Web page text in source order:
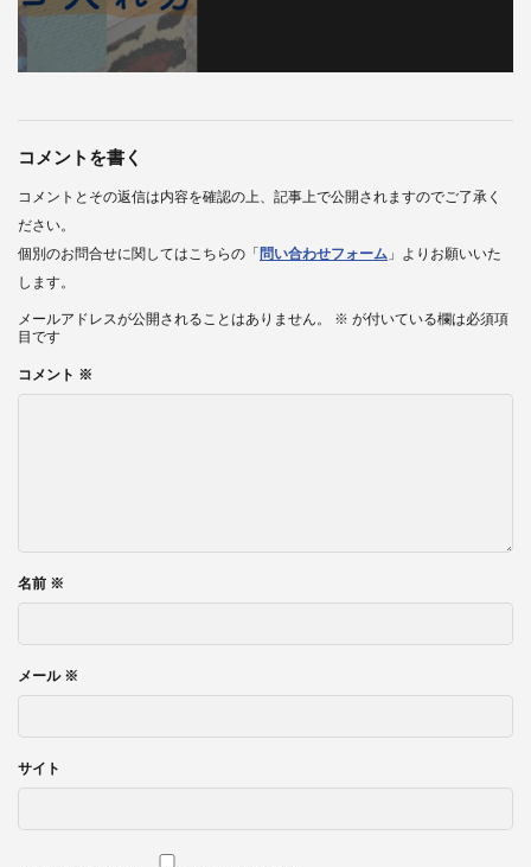
コメントを書く
コメントとその返信は内容を確認の上、記事上で公開されますのでご了承く
ださい。
個別のお問合せに関してはこちらの「 問い合わせフォーム 」よりお願いいた
します。
メールアドレスが公開されることはありません。 ※ が付いている欄は必須項
目です
コメント ※
名前 ※
メール ※
サイト